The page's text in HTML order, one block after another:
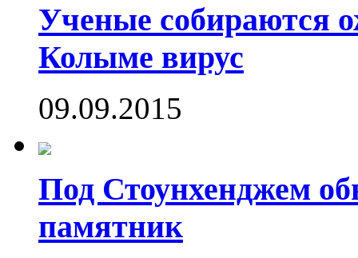
Ученые собираются
Колыме вирус
09.09.2015
Под Стоунхенджем
памятник